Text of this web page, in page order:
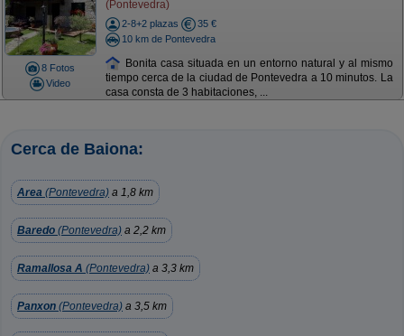
8 Fotos
Video
(Pontevedra)
2-8+2 plazas
35 €
10 km de Pontevedra
Bonita casa situada en un entorno natural y al mismo
tiempo cerca de la ciudad de Pontevedra a 10 minutos. La
casa consta de 3 habitaciones, ...
Cerca de Baiona:
Area (Pontevedra) a 1,8 km
Baredo (Pontevedra) a 2,2 km
Ramallosa A (Pontevedra) a 3,3 km
Panxon (Pontevedra) a 3,5 km